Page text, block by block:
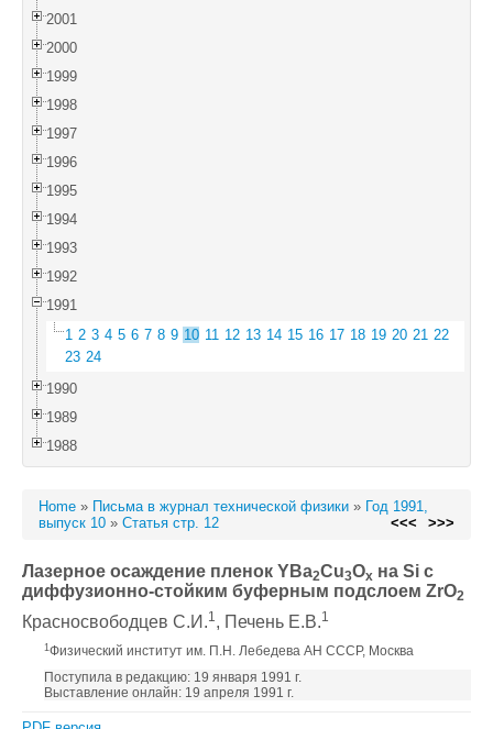
2001
2000
1999
1998
1997
1996
1995
1994
1993
1992
1991
1 2 3 4 5 6 7 8 9 10 11 12 13 14 15 16 17 18 19 20 21 22
23 24
1990
1989
1988
Home » Письма в журнал технической физики » Год 1991,
выпуск 10 » Статья стр. 12 <<< >>>
Лазерное осаждение пленок YBa2Cu3Ox на Si с
диффузионно-стойким буферным подслоем ZrO2
Красносвободцев С.И.1, Печень Е.В.1
1 Физический институт им. П.Н. Лебедева АН СССР, Москва
Поступила в редакцию: 19 января 1991 г.
Выставление онлайн: 19 апреля 1991 г.